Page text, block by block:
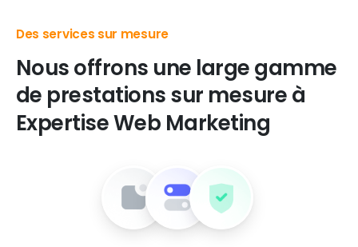
Des produits digitaux de premier choix
Nousoffrons une largegamme
de prestationssur mesureà
ExpertiseWeb Marketing